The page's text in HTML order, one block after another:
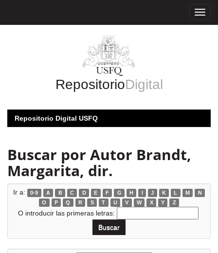
RepositorioDigital
Repositorio Digital USFQ
Buscar por Autor Brandt,
Margarita, dir.
Ir a: 0-9 A B C D E F G H I J K L M
N
O
P Q R S T U V W X Y Z
O introducir las primeras letras: